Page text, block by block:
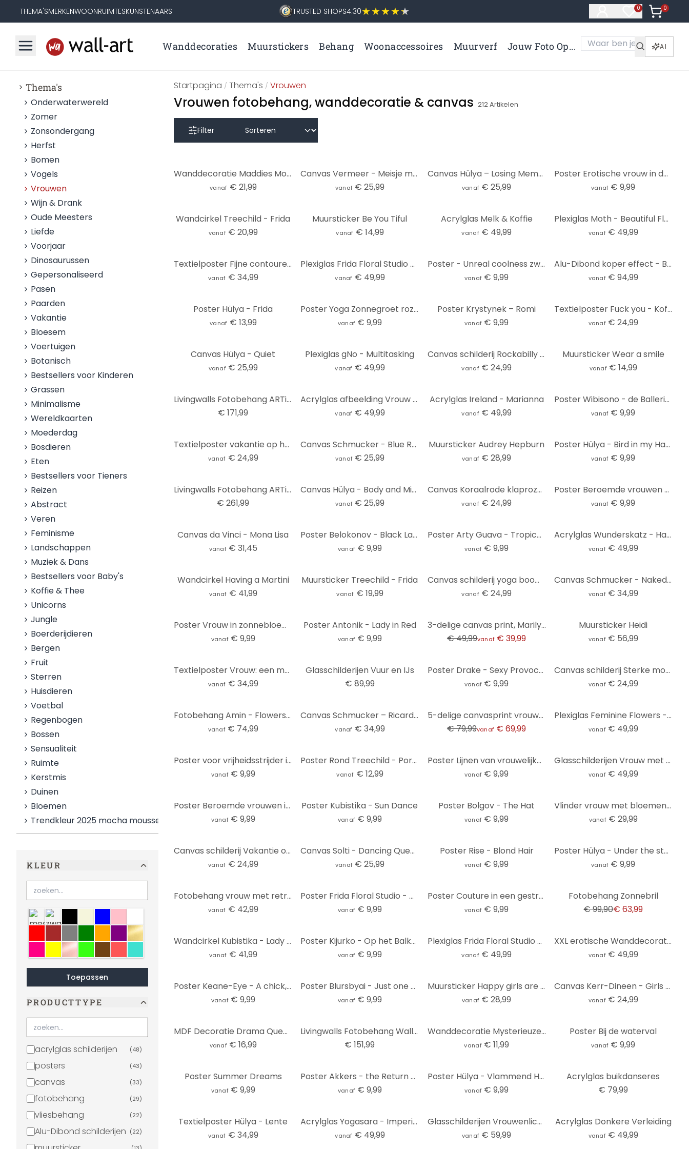
THEMA'SMERKENWOONRUIMTESKUNSTENAARS TRUSTED SHOPS4.30 0
Artikelen in
0
Artikelen
Wanddecoraties Muurstickers Behang Woonaccessoires Muurverf Jouw Foto Op... AI
Thema's
Onderwaterwereld
Zomer
Zonsondergang
Herfst
Bomen
Vogels
Vrouwen
Wijn & Drank
Oude Meesters
Liefde
Voorjaar
Dinosaurussen
Gepersonaliseerd
Pasen
Paarden
Vakantie
Bloesem
Voertuigen
Botanisch
Bestsellers voor Kinderen
Grassen
Minimalisme
Wereldkaarten
Moederdag
Bosdieren
Eten
Bestsellers voor Tieners
Reizen
Abstract
Veren
Feminisme
Landschappen
Muziek & Dans
Bestsellers voor Baby's
Koffie & Thee
Unicorns
Jungle
Boerderijdieren
Bergen
Fruit
Sterren
Huisdieren
Voetbal
Regenbogen
Bossen
Sensualiteit
Ruimte
Kerstmis
Duinen
Bloemen
Trendkleur 2025 mocha mousse
KLEUR
meerkleurig
zwart-wit
paarsgoud
geelkoper
Toepassen
PRODUCTTYPE
acrylglas schilderijen (48)
posters (43)
canvas (33)
fotobehang (29)
vliesbehang (22)
Alu-Dibond schilderijen (22)
Startpagina /Thema's /Vrouwen
Vrouwen fotobehang, wanddecoratie & canvas 212Artikelen
Filter
Wanddecoratie Maddies Mood - Jota de jai - aluminium dibond rond
vanaf € 21,99
Canvas Vermeer - Meisje met de Parel
vanaf € 25,99
Canvas Hülya – Losing Memories
vanaf € 25,99
Poster Erotische vrouw in de badkamer - Toniolo
vanaf € 9,99
Wandcirkel Treechild - Frida
vanaf € 20,99
Muursticker Be You Tiful
vanaf € 14,99
Acrylglas Melk & Koffie
vanaf € 49,99
Plexiglas Moth - Beautiful Flower Lady
vanaf € 49,99
Textielposter Fijne contouren van een vrouw - Lijnkunst - Tunaboylu - Panorama
vanaf € 34,99
Plexiglas Frida Floral Studio - Frida Floral
vanaf € 49,99
Poster - Unreal coolness zwart wit
vanaf € 9,99
Alu-Dibond koper effect - Besari - Artemis
vanaf € 94,99
Poster Hülya - Frida
vanaf € 13,99
Poster Yoga Zonnegroet roze | roségoud - Manovski
vanaf € 9,99
Poster Krystynek – Romi
vanaf € 9,99
Textielposter Fuck you - Koffie met sigaret | Feminisme - Oltmanns
vanaf € 24,99
Canvas Hülya - Quiet
vanaf € 25,99
Plexiglas gNo - Multitasking
vanaf € 49,99
Canvas schilderij Rockabilly Girl: Not your girl - Oltmanns
vanaf € 24,99
Muursticker Wear a smile
vanaf € 14,99
Livingwalls Fotobehang ARTist Acryl Lady
€ 171,99
Acrylglas afbeelding Vrouw met zwart gestreepte jurk - Müller
vanaf € 49,99
Acrylglas Ireland - Marianna
vanaf € 49,99
Poster Wibisono - de Ballerina
vanaf € 9,99
Textielposter vakantie op het balkon - Tomljanovic
vanaf € 24,99
Canvas Schmucker - Blue Room
vanaf € 25,99
Muursticker Audrey Hepburn
vanaf € 28,99
Poster Hülya - Bird in my Hand
vanaf € 9,99
Livingwalls Fotobehang ARTist Audrey
€ 261,99
Canvas Hülya - Body and Mind
vanaf € 25,99
Canvas Koraalrode klaprozen - Treechild
vanaf € 24,99
Poster Beroemde vrouwen uit de literatuur - Tohmé
vanaf € 9,99
Canvas da Vinci - Mona Lisa
vanaf € 31,45
Poster Belokonov - Black Lace
vanaf € 9,99
Poster Arty Guava - Tropical Lady
vanaf € 9,99
Acrylglas Wunderskatz - Half nude
vanaf € 49,99
Wandcirkel Having a Martini
vanaf € 41,99
Muursticker Treechild - Frida
vanaf € 19,99
Canvas schilderij yoga boom houding in de zon cirkel - Manovski
vanaf € 24,99
Canvas Schmucker - Naked Poppy
vanaf € 34,99
Poster Vrouw in zonnebloemveld - Goed Blauw
vanaf € 9,99
Poster Antonik - Lady in Red
vanaf € 9,99
3-delige canvas print, Marilyn Monroe kleur
€ 49,99vanaf € 39,99
Muursticker Heidi
vanaf € 56,99
Textielposter Vrouw: een modern icoon - Müller
vanaf € 34,99
Glasschilderijen Vuur en IJs
€ 89,99
Poster Drake - Sexy Provocation
vanaf € 9,99
Canvas schilderij Sterke moeder met kind - Goed Blauw
vanaf € 24,99
Fotobehang Amin - Flowers in her hair
vanaf € 74,99
Canvas Schmucker – Ricarda - Panorama
vanaf € 34,99
5-delige canvasprint vrouwelijk naakt beige
€ 79,99vanaf € 69,99
Plexiglas Feminine Flowers - Moth
vanaf € 49,99
Poster voor vrijheidsstrijder in Pop Art - Treechild
vanaf € 9,99
Poster Rond Treechild - Portret van Frida
vanaf € 12,99
Poster Lijnen van vrouwelijkheid - Treechild
vanaf € 9,99
Glasschilderijen Vrouw met rode bloemkroon en vogel - Hülya - Rond
vanaf € 49,99
Poster Beroemde vrouwen in de kunst - Tohmé
vanaf € 9,99
Poster Kubistika - Sun Dance
vanaf € 9,99
Poster Bolgov - The Hat
vanaf € 9,99
Vlinder vrouw met bloemenkrans Fotobehang - Hülya - Rond - zelfklevend/niet-geweven
vanaf € 29,99
Canvas schilderij Vakantie op het balkon - Tomljanovic
vanaf € 24,99
Canvas Solti - Dancing Queen
vanaf € 25,99
Poster Rise - Blond Hair
vanaf € 9,99
Poster Hülya - Under the stars
vanaf € 9,99
Fotobehang vrouw met retro klaproos bloemen - Hülya
vanaf € 42,99
Poster Frida Floral Studio - Vrouwensilhouet met Lelies
vanaf € 9,99
Poster Couture in een gestreepte look - Treechild
vanaf € 9,99
Fotobehang Zonnebril
€ 99,90€ 63,99
Wandcirkel Kubistika - Lady in Black
vanaf € 41,99
Poster Kijurko - Op het Balkon
vanaf € 9,99
Plexiglas Frida Floral Studio - Twiggy Surprise
vanaf € 49,99
XXL erotische Wanddecoratie
vanaf € 49,99
Poster Keane-Eye - A chick, a click and a curl
vanaf € 9,99
Poster Blursbyai - Just one more Lipstick
vanaf € 9,99
Muursticker Happy girls are the prettiest
vanaf € 28,99
Canvas Kerr-Dineen - Girls Girls Girls
vanaf € 24,99
MDF Decoratie Drama Queen
vanaf € 16,99
Livingwalls Fotobehang Walls by Patel fresco 2
€ 151,99
Wanddecoratie Mysterieuze vrouw met roos - Hülya - Alu-Dibond
vanaf € 11,99
Poster Bij de waterval
vanaf € 9,99
Poster Summer Dreams
vanaf € 9,99
Poster Akkers - the Return of Bettie Page
vanaf € 9,99
Poster Hülya - Vlammend Haar
vanaf € 9,99
Acrylglas buikdanseres
€ 79,99
Textielposter Hülya - Lente
vanaf € 34,99
Acrylglas Yogasara - Imperious Lady
vanaf € 49,99
Glasschilderijen Vrouwenlichaam 1
vanaf € 59,99
Acrylglas Donkere Verleiding
vanaf € 49,99